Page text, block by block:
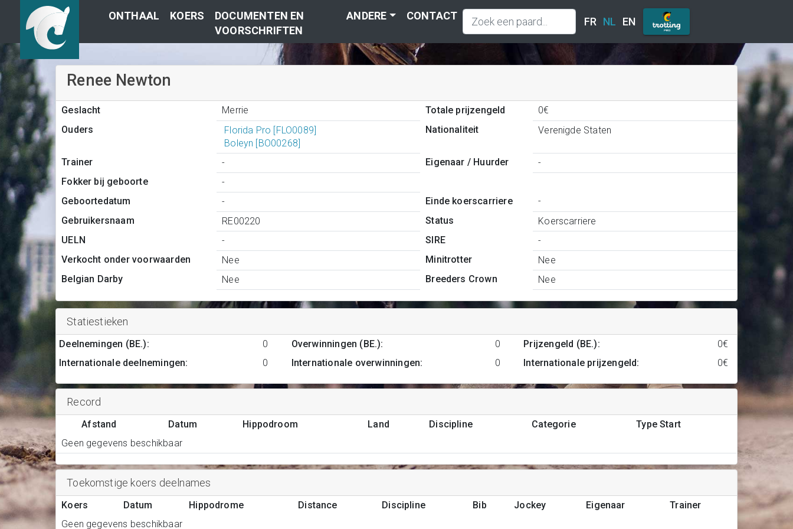
ONTHAAL KOERS
DOCUMENTEN EN
VOORSCHRIFTEN
ANDERE CONTACT FR NL EN
Renee Newton
Geslacht Merrie Totale prijzengeld
0€
Ouders
Florida Pro [FLO0089]
Boleyn [BO00268]
Nationaliteit Verenigde Staten
Trainer - Eigenaar / Huurder
-
Fokker bij geboorte
-
Geboortedatum
- Einde koerscarriere
-
Gebruikersnaam
RE00220 Status
Koerscarriere
UELN
- SIRE
-
Verkocht onder voorwaarden
Nee Minitrotter
Nee
Belgian Darby
Nee Breeders Crown Nee
Statiestieken
Deelnemingen (BE.):
0
Internationale deelnemingen: 0
Overwinningen (BE.):
0
Internationale overwinningen: 0
Prijzengeld (BE.):
0€
Internationale prijzengeld: 0€
Record
Afstand Datum Hippodroom Land Discipline Categorie
Type Start
Geen gegevens beschikbaar
Toekomstige koers deelnames
Koers Datum Hippodrome Distance Discipline Bib Jockey Eigenaar
Trainer
Geen gegevens beschikbaar